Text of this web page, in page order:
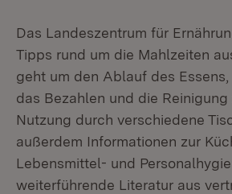
Das Landeszentrum für
Tipps rund um die Mahlzeiten
geht um den Ablauf des Essens,
das Bezahlen und die
Nutzung durch verschiedene
außerdem Informationen zur
Lebensmittel- und
weiterführende Literatur aus